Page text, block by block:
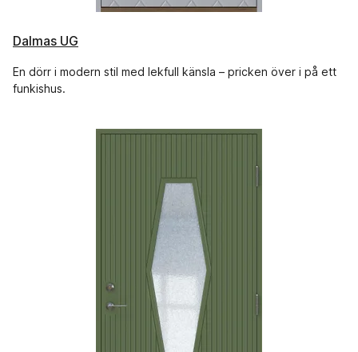
Dalmas UG
En dörr i modern stil med lekfull känsla – pricken över i på ett
funkishus.